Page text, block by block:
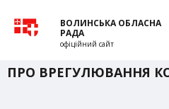
ВОЛИНСЬКА ОБЛАСНА
РАДА
офіційний сайт
ПРО ВРЕГУЛЮВАННЯ